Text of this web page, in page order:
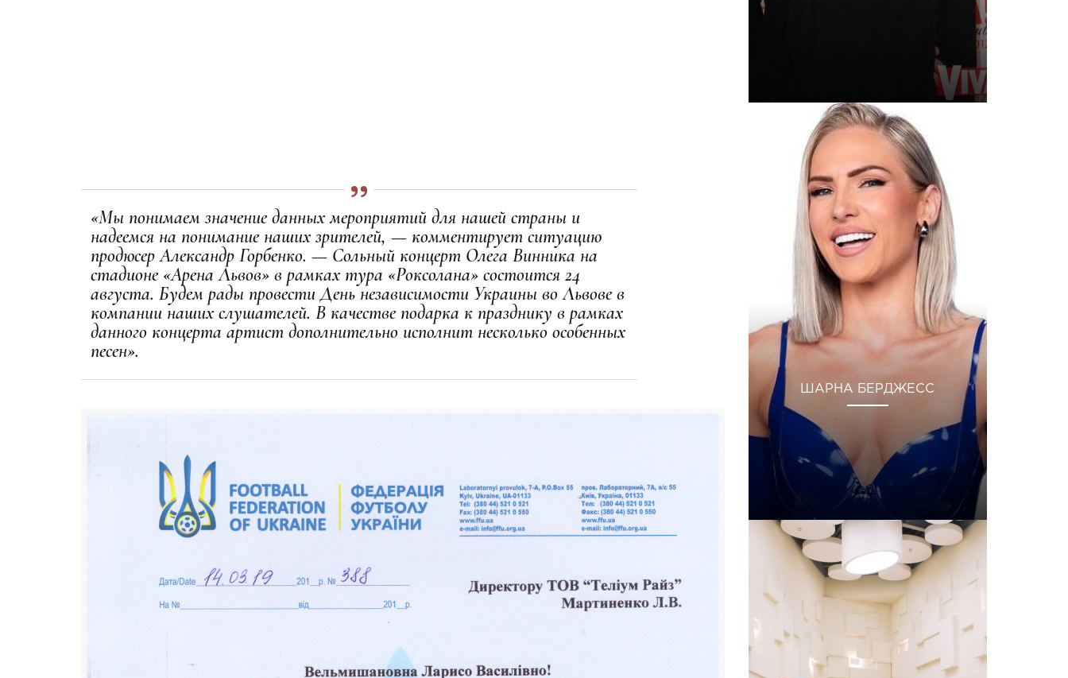
«Мы понимаем значение данных мероприятий для нашей страны и
надеемся на понимание наших зрителей, — комментирует ситуацию
продюсер Александр Горбенко. — Сольный концерт Олега Винника на
стадионе «Арена Львов» в рамках тура «Роксолана» состоится 24
августа. Будем рады провести День независимости Украины во Львове в
компании наших слушателей. В качестве подарка к празднику в рамках
данного концерта артист дополнительно исполнит несколько особенных
песен».
ШАРНА БЕРДЖЕСС